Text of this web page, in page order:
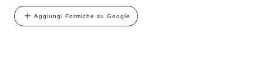
Aggiungi Formiche su Google